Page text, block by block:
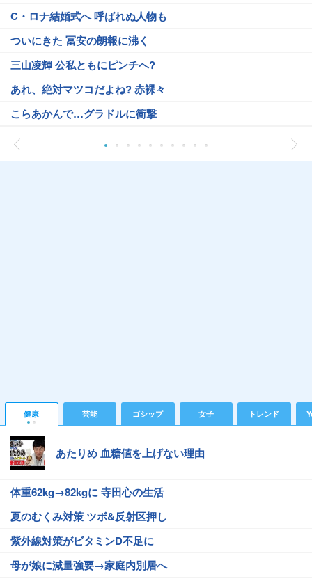
C・ロナ結婚式へ 呼ばれぬ人物も
ついにきた 冨安の朗報に沸く
三山凌輝 公私ともにピンチへ?
あれ、絶対マツコだよね? 赤裸々
こらあかんで…グラドルに衝撃
健康 芸能 ゴシップ 女子 トレンド
あたりめ 血糖値を上げない理由
体重62kg→82kgに 寺田心の生活
夏のむくみ対策 ツボ&反射区押し
紫外線対策がビタミンD不足に
母が娘に減量強要→家庭内別居へ